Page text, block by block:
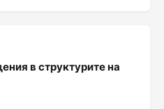
в структурите на